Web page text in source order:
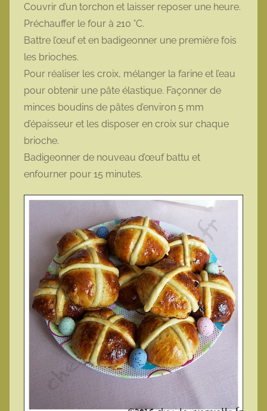
Couvrir d’un torchon et laisser reposer une heure.
Préchauffer le four à 210 °C.
Battre l’œuf et en badigeonner une première fois
les brioches.
Pour réaliser les croix, mélanger la farine et l’eau
pour obtenir une pâte élastique. Façonner de
minces boudins de pâtes d’environ 5 mm
d’épaisseur et les disposer en croix sur chaque
brioche.
Badigeonner de nouveau d’œuf battu et
enfourner pour 15 minutes.